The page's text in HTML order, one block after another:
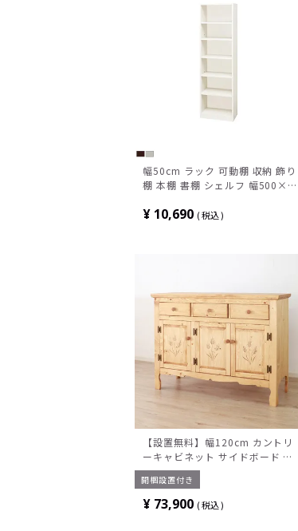
幅50cm ラック 可動棚 収納 飾り
棚 本棚 書棚 シェルフ 幅500×奥
¥ 10,690 税込
【設置無料】幅120cm カントリ
ーキャビネット サイドボード 引
き出し付き 収納 ナチュラル 北欧
パイン材 天然木 ルンバブル
開梱設置付き
¥ 73,900 税込